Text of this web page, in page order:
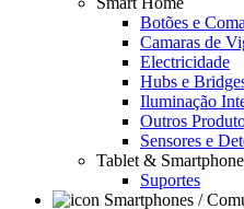
Botões e
Camaras de
Electricidade
Hubs e
Iluminação
Outros
Sensores e
Tablet & Smartphone
Suportes